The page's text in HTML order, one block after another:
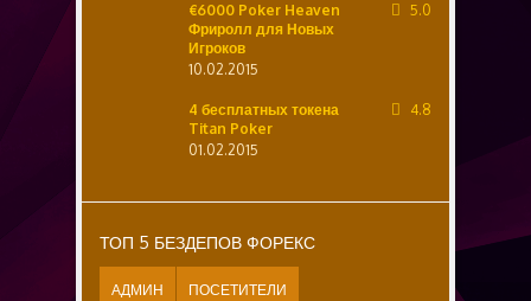
€6000 Poker Heaven
Фриролл для Новых
Игроков
10.02.2015
5.0
4 бесплатных токена
Titan Poker
01.02.2015
4.8
ТОП 5 БЕЗДЕПОВ ФОРЕКС
АДМИН ПОСЕТИТЕЛИ